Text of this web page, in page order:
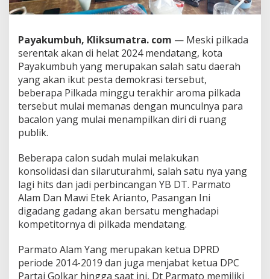
A
,
i
a
M
a
j
u
D
i
l
k
a
d
a
K
o
a
P
a
Payakumbuh, Kliksumatra. com — Meski pilkada
serentak akan di helat 2024 mendatang, kota
Payakumbuh yang merupakan salah satu daerah
yang akan ikut pesta demokrasi tersebut,
beberapa Pilkada minggu terakhir aroma pilkada
tersebut mulai memanas dengan munculnya para
bacalon yang mulai menampilkan diri di ruang
publik.
Beberapa calon sudah mulai melakukan
konsolidasi dan silaruturahmi, salah satu nya yang
lagi hits dan jadi perbincangan YB DT. Parmato
Alam Dan Mawi Etek Arianto, Pasangan Ini
digadang gadang akan bersatu menghadapi
kompetitornya di pilkada mendatang.
Parmato Alam Yang merupakan ketua DPRD
periode 2014-2019 dan juga menjabat ketua DPC
Partai Golkar hingga saat ini, Dt Parmato memiliki